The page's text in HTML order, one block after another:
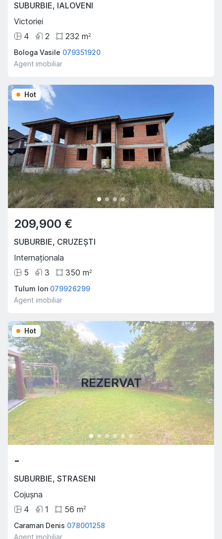
SUBURBIE, IALOVENI
Victoriei
4
2 232 m2
Bologa Vasile 079351920
Agent imobiliar
Hot
209,900 €
SUBURBIE, CRUZEȘTI
Internaționala
5
3 350 m2
Tulum Ion 079926299
Agent imobiliar
REZERVAT
Hot
-
SUBURBIE, STRASENI
Cojușna
4
1 56 m2
Caraman Denis 078001258
Agent imobiliar